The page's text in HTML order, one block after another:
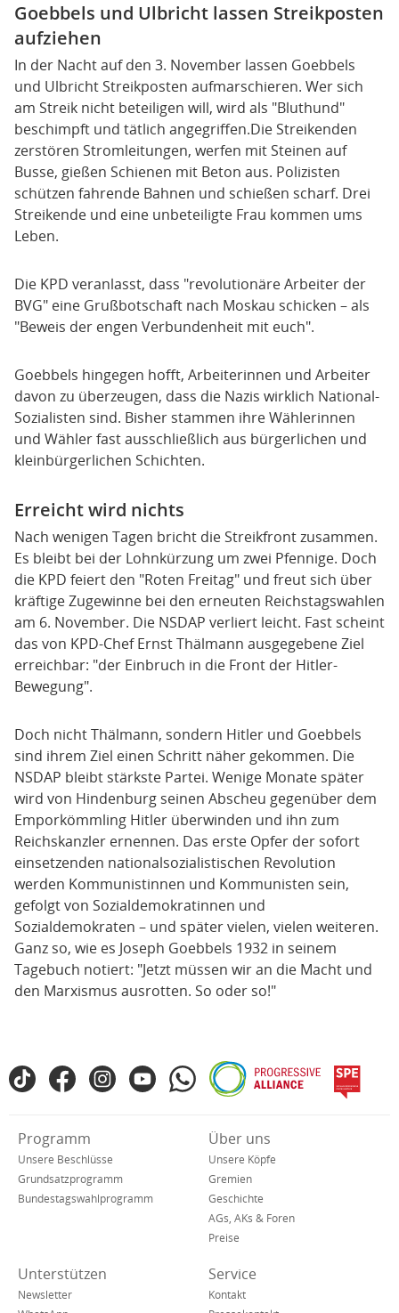
Goebbels und Ulbricht lassen Streikposten
aufziehen
In der Nacht auf den 3. November lassen Goebbels
und Ulbricht Streikposten aufmarschieren. Wer sich
am Streik nicht beteiligen will, wird als "Bluthund"
beschimpft und tätlich angegriffen.Die Streikenden
zerstören Stromleitungen, werfen mit Steinen auf
Busse, gießen Schienen mit Beton aus. Polizisten
schützen fahrende Bahnen und schießen scharf. Drei
Streikende und eine unbeteiligte Frau kommen ums
Leben.
Die KPD veranlasst, dass "revolutionäre Arbeiter der
BVG" eine Grußbotschaft nach Moskau schicken – als
"Beweis der engen Verbundenheit mit euch".
Goebbels hingegen hofft, Arbeiterinnen und Arbeiter
davon zu überzeugen, dass die Nazis wirklich National-
Sozialisten sind. Bisher stammen ihre Wählerinnen
und Wähler fast ausschließlich aus bürgerlichen und
kleinbürgerlichen Schichten.
Erreicht wird nichts
Nach wenigen Tagen bricht die Streikfront zusammen.
Es bleibt bei der Lohnkürzung um zwei Pfennige. Doch
die KPD feiert den "Roten Freitag" und freut sich über
kräftige Zugewinne bei den erneuten Reichstagswahlen
am 6. November. Die NSDAP verliert leicht. Fast scheint
das von KPD-Chef Ernst Thälmann ausgegebene Ziel
erreichbar: "der Einbruch in die Front der Hitler-
Bewegung".
Doch nicht Thälmann, sondern Hitler und Goebbels
sind ihrem Ziel einen Schritt näher gekommen. Die
NSDAP bleibt stärkste Partei. Wenige Monate später
wird von Hindenburg seinen Abscheu gegenüber dem
Emporkömmling Hitler überwinden und ihn zum
Reichskanzler ernennen. Das erste Opfer der sofort
einsetzenden nationalsozialistischen Revolution
werden Kommunistinnen und Kommunisten sein,
gefolgt von Sozialdemokratinnen und
Sozialdemokraten – und später vielen, vielen weiteren.
Ganz so, wie es Joseph Goebbels 1932 in seinem
Tagebuch notiert: "Jetzt müssen wir an die Macht und
den Marxismus ausrotten. So oder so!"
Fußbereich
SPD
sozialen
Netzwerken
TikTokFacebookInstagramYouTubeWhatsAppProgressive
Alliance
Verkürzte
Navigation
Programm
Unsere Beschlüsse
Grundsatzprogramm
Bundestagswahlprogramm
Über uns
Unsere Köpfe
Gremien
Geschichte
AGs, AKs & Foren
Preise
Unterstützen
Newsletter
Service
Kontakt